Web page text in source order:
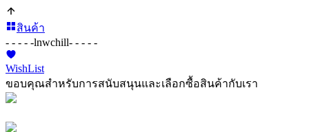
สินค้า
- - - - -lnwchill- - - - -
WishList
ขอบคุณสำหรับการสนับสนุนและเลือกซื้อสินค้ากับเรา